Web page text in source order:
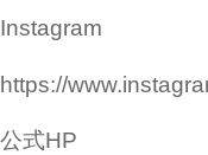
Instagram
https://
公式HP